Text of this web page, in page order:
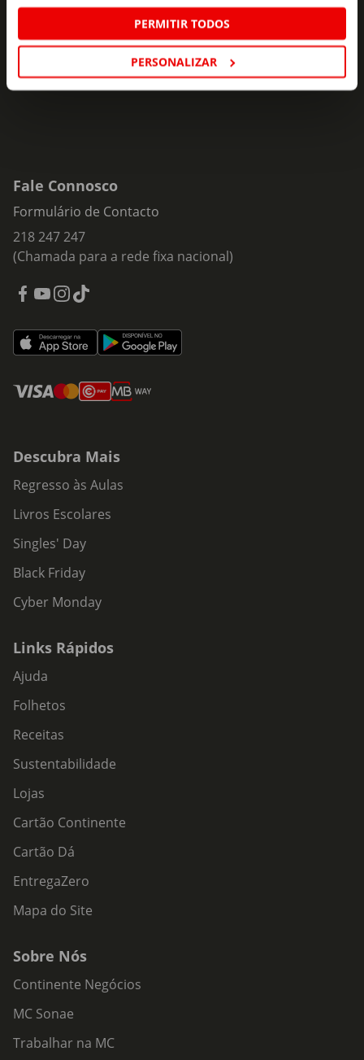
PERMITIR TODOS
PERSONALIZAR
ofertas e novidades para si.
Insira o seu e-
Fale Connosco
Formulário de Contacto
218 247 247
(Chamada para a rede fixa nacional)
Descubra Mais
Regresso às Aulas
Livros Escolares
Singles' Day
Black Friday
Cyber Monday
Links Rápidos
Ajuda
Folhetos
Receitas
Sustentabilidade
Lojas
Cartão Continente
Cartão Dá
EntregaZero
Mapa do Site
Sobre Nós
Continente Negócios
MC Sonae
Trabalhar na MC